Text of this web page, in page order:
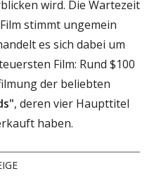
wird. Die Wartezeit
stimmt ungemein
es sich dabei um
Film: Rund $100
der beliebten
, deren vier Haupttitel
haben.